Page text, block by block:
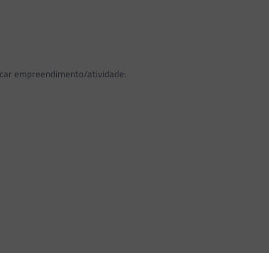
empreendimento/atividade: